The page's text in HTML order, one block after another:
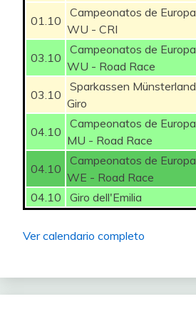
01.10
Campeonatos de Europa
WU - CRI
03.10
Campeonatos de Europa
WU - Road Race
03.10
Sparkassen Münsterland
Giro
04.10
Campeonatos de Europa
MU - Road Race
04.10
Campeonatos de Europa
WE - Road Race
04.10
Giro dell'Emilia
Ver calendario completo